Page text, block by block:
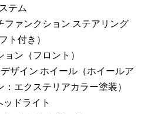
テム
ファンクション ステアリング
ト付き）
ン（フロント）
デザイン ホイール（ホイールア
エクステリアカラー塗装）
ッドライト